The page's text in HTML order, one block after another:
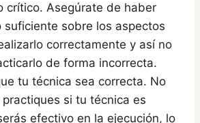
crítico. Asegúrate de haber
suficiente sobre los aspectos
correctamente y así no
de forma incorrecta.
tu técnica sea correcta. No
si tu técnica es
efectivo en la ejecución, lo